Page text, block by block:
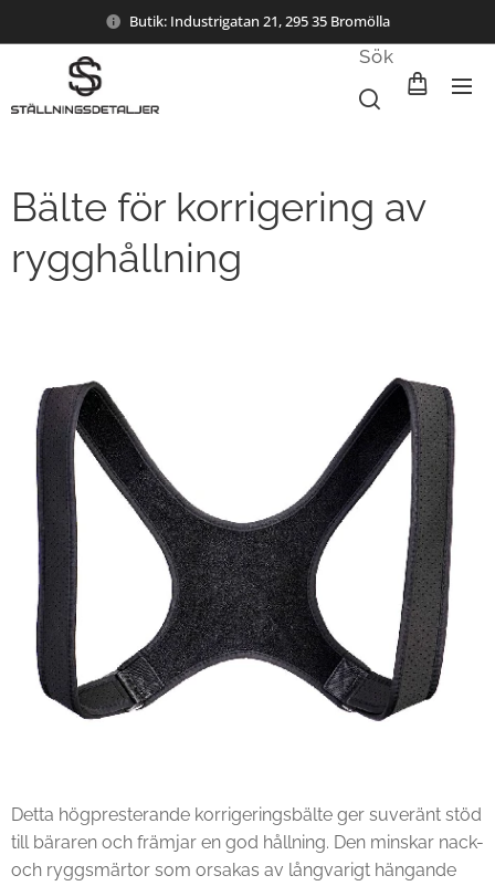
Butik: Industrigatan 21, 295 35 Bromölla
Sök
Bälte för korrigering av
rygghållning
Detta högpresterande korrigeringsbälte ger suveränt stöd
till bäraren och främjar en god hållning. Den minskar nack-
och ryggsmärtor som orsakas av långvarigt hängande